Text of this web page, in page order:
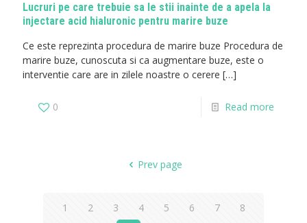
Lucruri pe care trebuie sa le stii inainte de a apela la
injectare acid hialuronic pentru marire buze
Ce este reprezinta procedura de marire buze Procedura de
marire buze, cunoscuta si ca augmentare buze, este o
interventie care are in zilele noastre o cerere […]
0 Read more
Prev page
1 2 3 4 5 6 7
8